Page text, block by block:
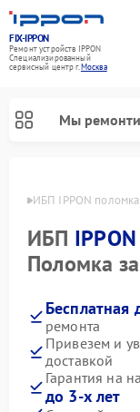
FIX-IPPON
Ремонт устройств IPPON
Специализированный
cервисный центр г.Москва
Мы
ИБП IPPON поломка
ИБП IPPON
Поломка
Бесплатная
ремонта
Привезем и
доставкой
Гарантия на
до 3-х лет